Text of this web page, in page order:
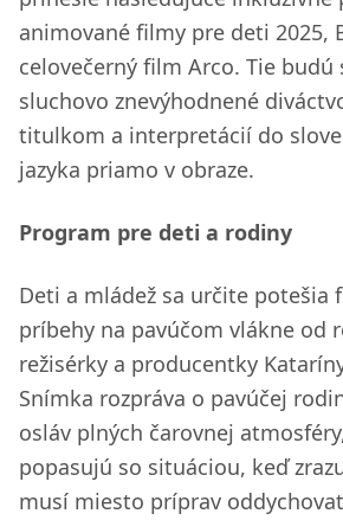
animované filmy pre deti 2025,
celovečerný film Arco. Tie
sluchovo znevýhodnené
titulkom a interpretácií do
jazyka priamo v obraze.
Program pre deti a rodiny
Deti a mládež sa určite potešia
príbehy na pavúčom vlákne od
režisérky a producentky
Snímka rozpráva o pavúčej
osláv plných čarovnej
popasujú so situáciou, keď
musí miesto príprav